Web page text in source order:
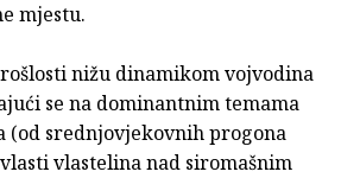
mjestu.
nižu dinamikom vojvodina
se na dominantnim temama
(od srednjovjekovnih progona
vlastelina nad siromašnim